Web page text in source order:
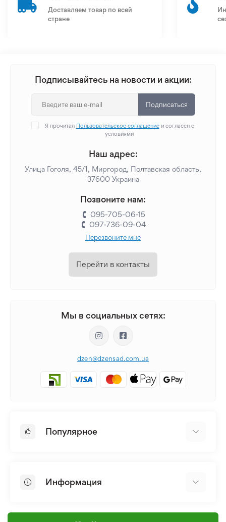
Доставляем товар по всей
стране
Подписывайтесь на новости и акции:
Подписаться
Я прочитал Пользовательское соглашениеи согласен с
условиями
Наш адрес:
Улица Гоголя, 45/1, Миргород, Полтавская область,
37600 Украина
Позвоните нам:
095-705-06-15
097-736-09-04
Перезвоните мне
Перейти в контакты
Мы в социальных сетях:
dzen@dzensad.com.ua
Популярное
Лилия
Семена
Информация